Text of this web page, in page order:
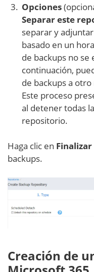
Opciones
Separar este
separar y
basado en un
de backups no se
continuación,
de backups a
Este proceso
al detener todas
repositorio.
Haga clic en Finalizar
backups.
Creación de